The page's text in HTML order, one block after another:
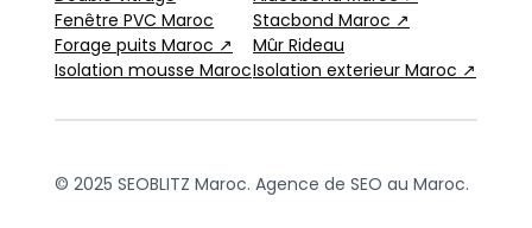
Fenêtre PVC Maroc
Forage puits Maroc ↗
Isolation mousse Maroc
Stacbond Maroc ↗
Mûr Rideau
Isolation exterieur Maroc ↗
© 2025 SEOBLITZ Maroc. Agence de SEO au Maroc.